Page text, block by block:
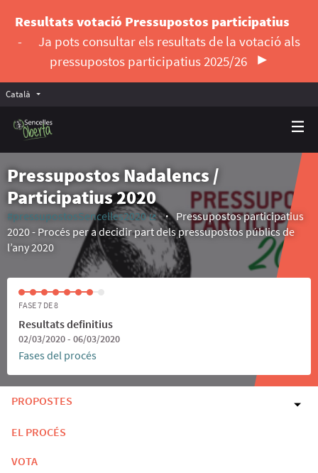
Resultats votació Pressupostos participatius
-
Ja pots consultar els resultats de la votació als
pressupostos participatius 2025/26
Català Triar la llengua
Pressupostos Nadalencs /
Participatius 2020
#pressupostosSencelles2020
(Enllaç extern)
Pressupostos participatius
2020 - Procés per a decidir part dels pressupostos públics de
l’any 2020
FASE 7 DE 8
Resultats definitius
02/03/2020 - 06/03/2020
Fases del procés
PROPOSTES
EL PROCÉS
VOTA